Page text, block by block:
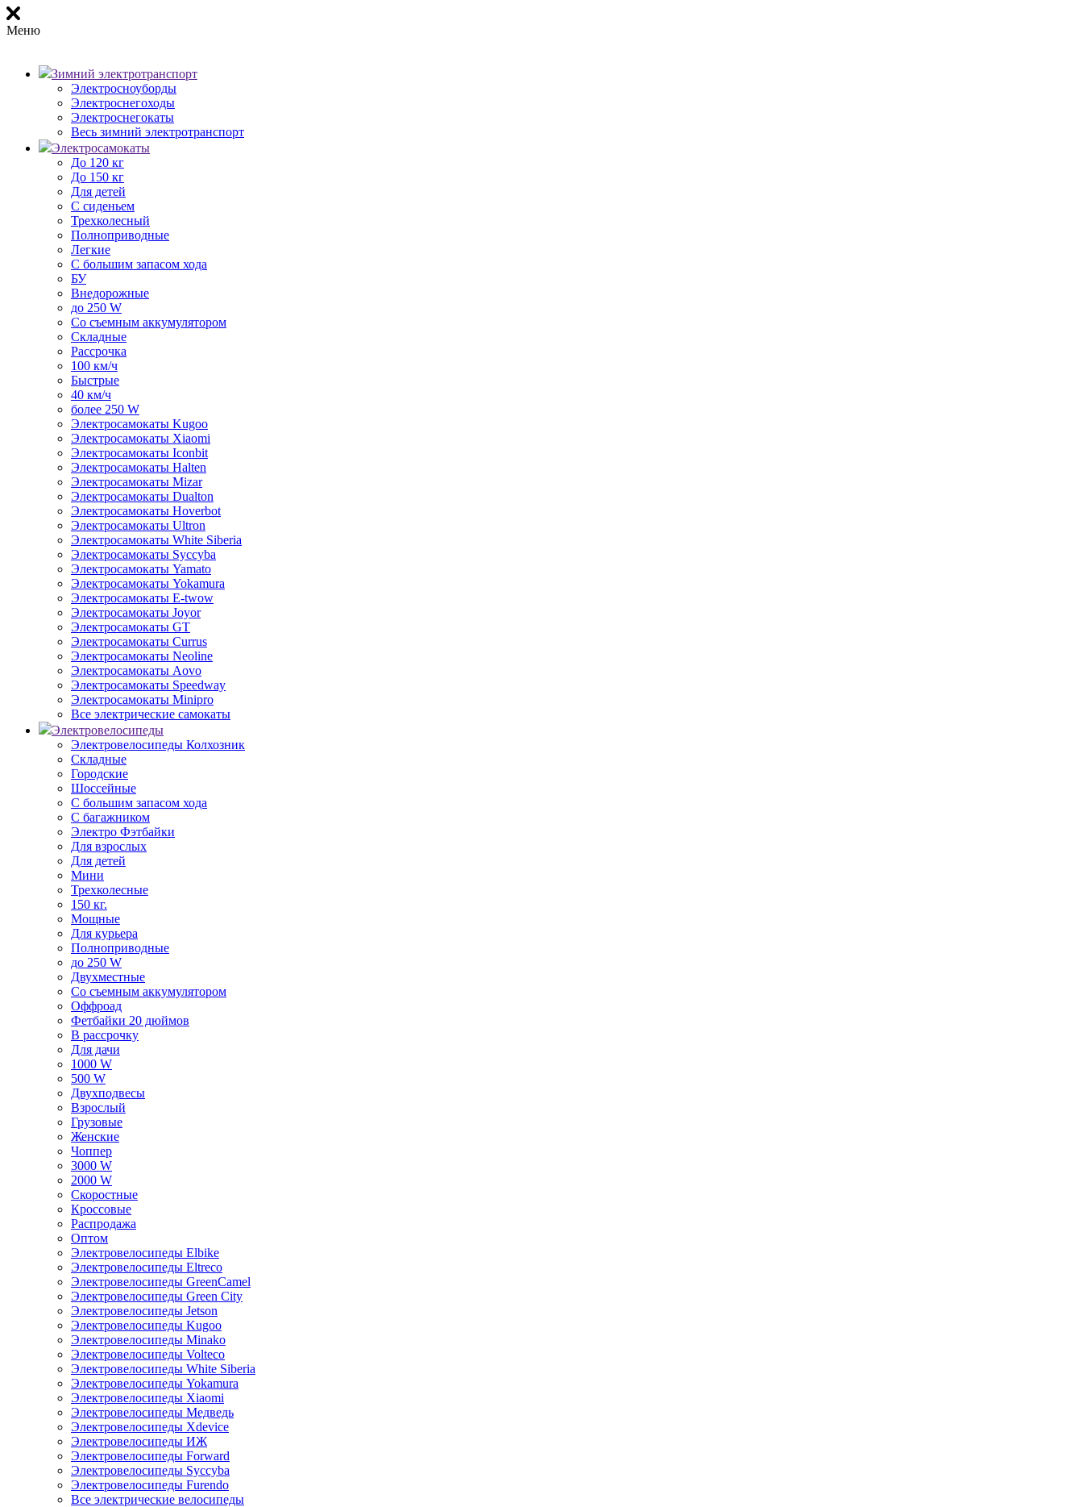
Меню
Зимний электротранспорт
Электросноуборды
Электроснегоходы
Электроснегокаты
Весь зимний электротранспорт
Электросамокаты
До 120 кг
До 150 кг
Для детей
С сиденьем
Трехколесный
Полноприводные
Легкие
С большим запасом хода
БУ
Внедорожные
до 250 W
Со съемным аккумулятором
Складные
Рассрочка
100 км/ч
Быстрые
40 км/ч
более 250 W
Электросамокаты Kugoo
Электросамокаты Xiaomi
Электросамокаты Iconbit
Электросамокаты Halten
Электросамокаты Mizar
Электросамокаты Dualton
Электросамокаты Hoverbot
Электросамокаты Ultron
Электросамокаты White Siberia
Электросамокаты Syccyba
Электросамокаты Yamato
Электросамокаты Yokamura
Электросамокаты E-twow
Электросамокаты Joyor
Электросамокаты GT
Электросамокаты Currus
Электросамокаты Neoline
Электросамокаты Aovo
Электросамокаты Speedway
Электросамокаты Minipro
Все электрические самокаты
Электровелосипеды
Электровелосипеды Колхозник
Складные
Городские
Шоссейные
С большим запасом хода
С багажником
Электро Фэтбайки
Для взрослых
Для детей
Мини
Трехколесные
150 кг.
Мощные
Для курьера
Полноприводные
до 250 W
Двухместные
Со съемным аккумулятором
Оффроад
Фетбайки 20 дюймов
В рассрочку
Для дачи
1000 W
500 W
Двухподвесы
Взрослый
Грузовые
Женские
Чоппер
3000 W
2000 W
Скоростные
Кроссовые
Распродажа
Оптом
Электровелосипеды Elbike
Электровелосипеды Eltreco
Электровелосипеды GreenCamel
Электровелосипеды Green City
Электровелосипеды Jetson
Электровелосипеды Kugoo
Электровелосипеды Minako
Электровелосипеды Volteco
Электровелосипеды White Siberia
Электровелосипеды Yokamura
Электровелосипеды Xiaomi
Электровелосипеды Медведь
Электровелосипеды Xdevice
Электровелосипеды ИЖ
Электровелосипеды Forward
Электровелосипеды Syccyba
Электровелосипеды Furendo
Все электрические велосипеды